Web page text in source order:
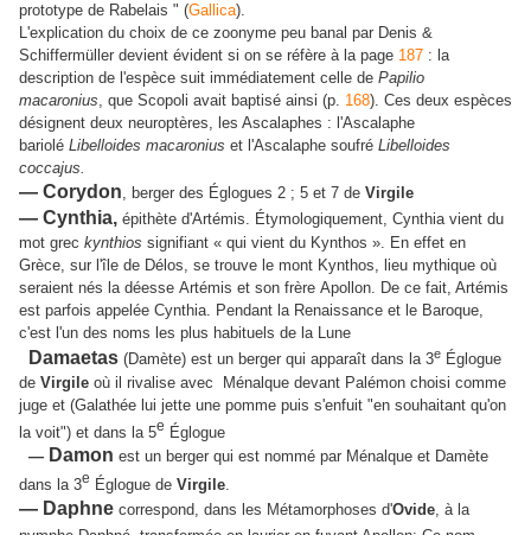
prototype de Rabelais " (Gallica).
L'explication du choix de ce zoonyme peu banal par Denis &
Schiffermüller devient évident si on se réfère à la page 187 : la
description de l'espèce suit immédiatement celle de Papilio
macaronius, que Scopoli avait baptisé ainsi (p. 168). Ces deux espèces
désignent deux neuroptères, les Ascalaphes : l'Ascalaphe
bariolé Libelloides macaronius et l'Ascalaphe soufré Libelloides
coccajus.
— Corydon, berger des Églogues 2 ; 5 et 7 de Virgile
— Cynthia, épithète d'Artémis. Étymologiquement, Cynthia vient du
mot grec kynthios signifiant « qui vient du Kynthos ». En effet en
Grèce, sur l'île de Délos, se trouve le mont Kynthos, lieu mythique où
seraient nés la déesse Artémis et son frère Apollon. De ce fait, Artémis
est parfois appelée Cynthia. Pendant la Renaissance et le Baroque,
c'est l'un des noms les plus habituels de la Lune
Damaetas (Damète) est un berger qui apparaît dans la 3e Églogue
de Virgile où il rivalise avec Ménalque devant Palémon choisi comme
juge et (Galathée lui jette une pomme puis s'enfuit "en souhaitant qu'on
la voit") et dans la 5e Églogue
— Damon est un berger qui est nommé par Ménalque et Damète
dans la 3e Églogue de Virgile.
— Daphne correspond, dans les Métamorphoses d'Ovide, à la